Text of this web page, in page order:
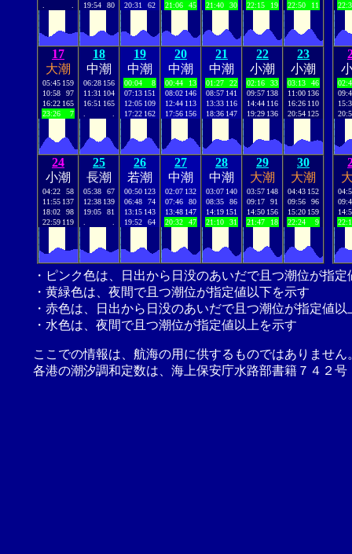
19:54
80
20:31
62
21:06
45
21:40
30
22:15
19
22:50
11
17
大潮
05:45 159
10:58
97
16:22 165
23:26
7
18
中潮
06:28 156
11:31 104
16:51 165
19
中潮
00:04
8
07:13 151
12:05 109
17:22 162
20
中潮
00:44
13
08:02 146
12:44 113
17:56 156
21
中潮
01:27
22
08:57 141
13:33 116
18:36 147
22
小潮
02:16
33
09:57 138
14:44 116
19:29 136
23
小潮
03:13
46
11:00 136
16:26 110
20:54 125
24
小潮
04:22
58
11:55 137
18:02
98
22:59 119
25
長潮
05:38
67
12:38 139
19:05
81
26
若潮
00:50 123
06:48
74
13:15 143
19:52
64
27
中潮
02:07 132
07:46
80
13:48 147
20:32
47
28
中潮
03:07 140
08:35
86
14:19 151
21:10
31
29
大潮
03:57 148
09:17
91
14:50 156
21:47
18
30
大潮
04:43 152
09:56
96
15:20 159
22:24
9
・ピンク色は、日出から日没のあいだで且つ潮位が指
・黄緑色は、夜間で且つ潮位が指定値以下を示す
・赤色は、日出から日没のあいだで且つ潮位が指定値以
・水色は、夜間で且つ潮位が指定値以上を示す
ここでの情報は、航海の用に供するものではありませ
各港の潮汐調和定数は、海上保安庁水路部書籍７４２